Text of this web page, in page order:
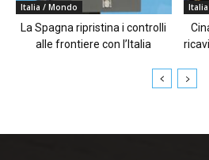
Italia / Mondo
La Spagna ripristina i controlli
alle frontiere con l’Italia